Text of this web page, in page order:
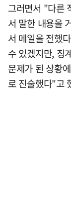
그러면서 "다른
서 말한 내용을
서 메일을 전했
수 있겠지만, 징
문제가 된 상황
로 진술했다"고